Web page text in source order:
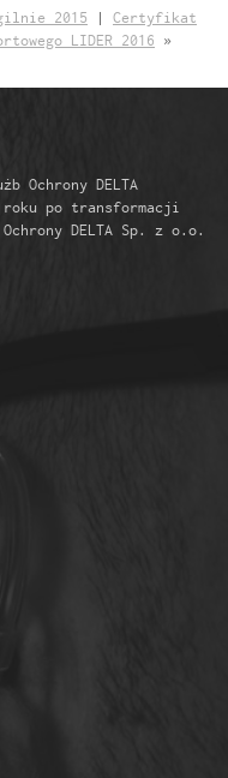
2015 | Certyfikat
LIDER 2016 »
Ochrony DELTA
roku po transformacji
DELTA Sp. z o.o.